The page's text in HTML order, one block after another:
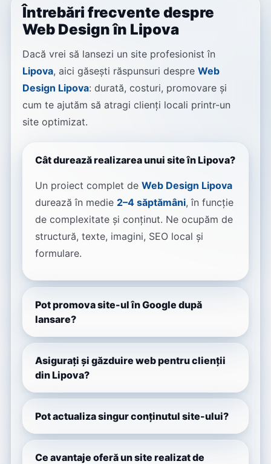
Întrebări frecvente despre
Web Design în Lipova
Dacă vrei să lansezi un site profesionist în
Lipova, aici găsești răspunsuri despre Web
Design Lipova: durată, costuri, promovare și
cum te ajutăm să atragi clienți locali printr-un
site optimizat.
Cât durează realizarea unui site în Lipova?
Un proiect complet de Web Design Lipova
durează în medie 2–4 săptămâni, în funcție
de complexitate și conținut. Ne ocupăm de
structură, texte, imagini, SEO local și
formulare.
Pot promova site-ul în Google după
lansare?
Asigurați și găzduire web pentru clienții
din Lipova?
Pot actualiza singur conținutul site-ului?
Ce avantaje oferă un site realizat de